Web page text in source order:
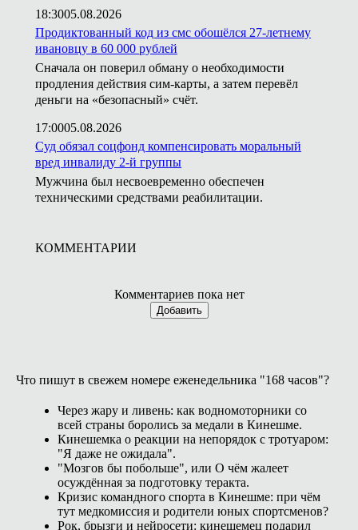
18:3005.08.2026
Продиктованный код из смс обошёлся 27-летнему
ивановцу в 60 000 рублей
Сначала он поверил обману о необходимости
продления действия сим-карты, а затем перевёл
деньги на «безопасный» счёт.
17:0005.08.2026
Суд обязал соцфонд компенсировать моральный
вред инвалиду 2-й группы
Мужчина был несвоевременно обеспечен
техническими средствами реабилитации.
КОММЕНТАРИИ
Комментариев пока нет
Добавить
Что пишут в свежем номере еженедельника "168 часов"?
Через жару и ливень: как водномоторники со
всей страны боролись за медали в Кинешме.
Кинешемка о реакции на непорядок с тротуаром:
"Я даже не ожидала".
"Мозгов бы побольше", или О чём жалеет
осуждённая за подготовку теракта.
Кризис командного спорта в Кинешме: при чём
тут медкомиссия и родители юных спортсменов?
Рок, брызги и нейросети: кинешемец подарил